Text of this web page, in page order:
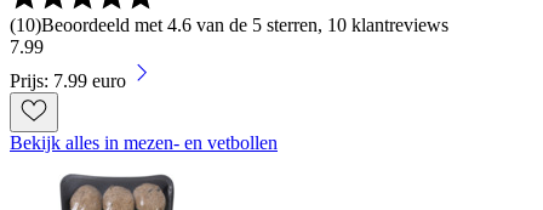
(10)Beoordeeld met 4.6 van de 5 sterren, 10 klantreviews
7.99
Prijs: 7.99 euro
Bekijk alles in mezen- en vetbollen